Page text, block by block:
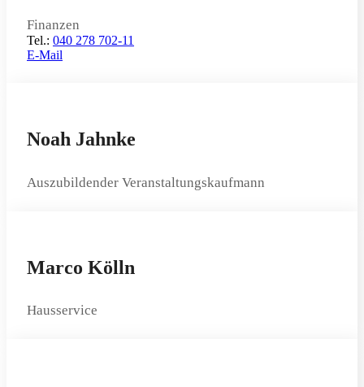
Finanzen
Tel.: 040 278 702-11
E-Mail
Noah Jahnke
Auszubildender Veranstaltungskaufmann
Marco Kölln
Hausservice